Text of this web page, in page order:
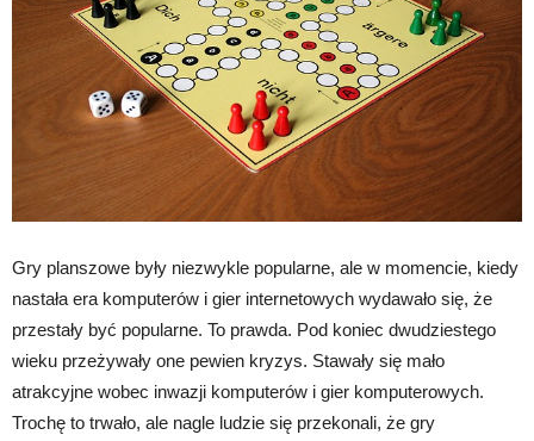
Gry planszowe były niezwykle popularne, ale w momencie, kiedy
nastała era komputerów i gier internetowych wydawało się, że
przestały być popularne. To prawda. Pod koniec dwudziestego
wieku przeżywały one pewien kryzys. Stawały się mało
atrakcyjne wobec inwazji komputerów i gier komputerowych.
Trochę to trwało, ale nagle ludzie się przekonali, że gry